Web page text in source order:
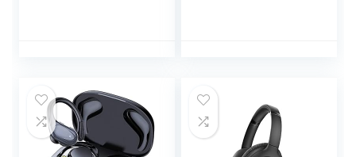
SD-kaartslot,
Blauw